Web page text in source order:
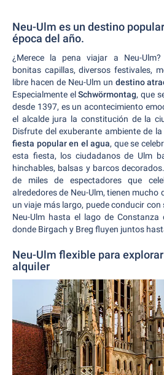
Neu-Ulm es un destino
época del año.
¿Merece la pena viajar a Neu-Ulm?
bonitas capillas, diversos festivales,
libre hacen de Neu-Ulm un destino
Especialmente elSchwörmontag, que
desde 1397, es un acontecimiento
el alcalde jura la constitución de la
Disfrute del exuberante ambiente de
fiesta popular en el agua, que se
esta fiesta, los ciudadanos de Ulm
hinchables, balsas y barcos
de miles de espectadores que
alrededores de Neu-Ulm, tienen mucho
un viaje más largo, puede conducir con
Neu-Ulm hasta el lago de Constanza
donde Birgach y Breg fluyen juntos
Neu-Ulm flexible para
alquiler